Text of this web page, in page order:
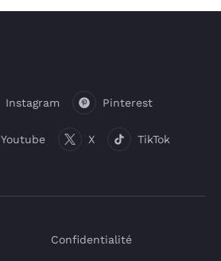
Instagram Pinterest
Youtube X TikTok
Confidentialité